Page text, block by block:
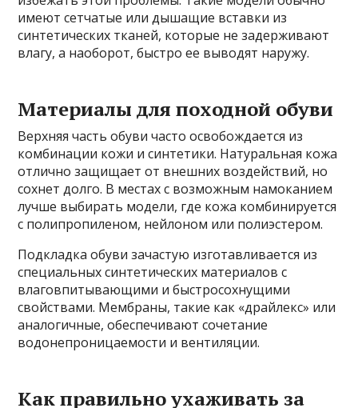
имеют сетчатые или дышащие вставки из
синтетических тканей, которые не задерживают
влагу, а наоборот, быстро ее выводят наружу.
Материалы для походной обуви
Верхняя часть обуви часто освобождается из
комбинации кожи и синтетики. Натуральная кожа
отлично защищает от внешних воздействий, но
сохнет долго. В местах с возможным намоканием
лучше выбирать модели, где кожа комбинируется
с полипропиленом, нейлоном или полиэстером.
Подкладка обуви зачастую изготавливается из
специальных синтетических материалов с
влаговпитывающими и быстросохнущими
свойствами. Мембраны, такие как «драйлекс» или
аналогичные, обеспечивают сочетание
водонепроницаемости и вентиляции.
Как правильно ухаживать за